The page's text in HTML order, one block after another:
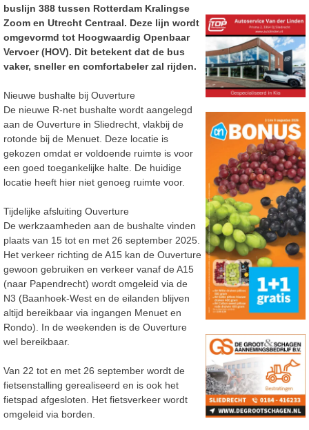
buslijn 388 tussen Rotterdam Kralingse
Zoom en Utrecht Centraal. Deze lijn wordt
omgevormd tot Hoogwaardig Openbaar
Vervoer (HOV). Dit betekent dat de bus
vaker, sneller en comfortabeler zal rijden.
Nieuwe bushalte bij Ouverture
De nieuwe R-net bushalte wordt aangelegd
aan de Ouverture in Sliedrecht, vlakbij de
rotonde bij de Menuet. Deze locatie is
gekozen omdat er voldoende ruimte is voor
een goed toegankelijke halte. De huidige
locatie heeft hier niet genoeg ruimte voor.
Tijdelijke afsluiting Ouverture
De werkzaamheden aan de bushalte vinden
plaats van 15 tot en met 26 september 2025.
Het verkeer richting de A15 kan de Ouverture
gewoon gebruiken en verkeer vanaf de A15
(naar Papendrecht) wordt omgeleid via de
N3 (Baanhoek-West en de eilanden blijven
altijd bereikbaar via ingangen Menuet en
Rondo). In de weekenden is de Ouverture
wel bereikbaar.
Van 22 tot en met 26 september wordt de
fietsenstalling gerealiseerd en is ook het
fietspad afgesloten. Het fietsverkeer wordt
omgeleid via borden.